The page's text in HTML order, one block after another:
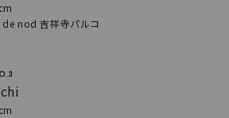
nod 吉祥寺パルコ